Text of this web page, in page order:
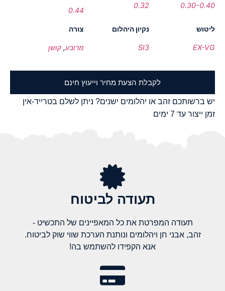
0.30-0.40
0.32
0.44
ליטוש
EX-VG
נקיון היהלום
SI3
צורה
מרובע,קושן
לקבלת הצעת מחיר וייעוץ חינם
יש ברשותכם זהב או יהלומים ישנים? ניתן לשלם בטרייד-אין
זמן ייצור עד 7 ימים
תעודה לביטוח
תעודה המפרטת את כל המאפיינים של התכשיט -
זהב, אבני חן ויהלומים ונותנת הערכת שווי שוק לביטוח.
אנא הקפידו להשתמש בה!